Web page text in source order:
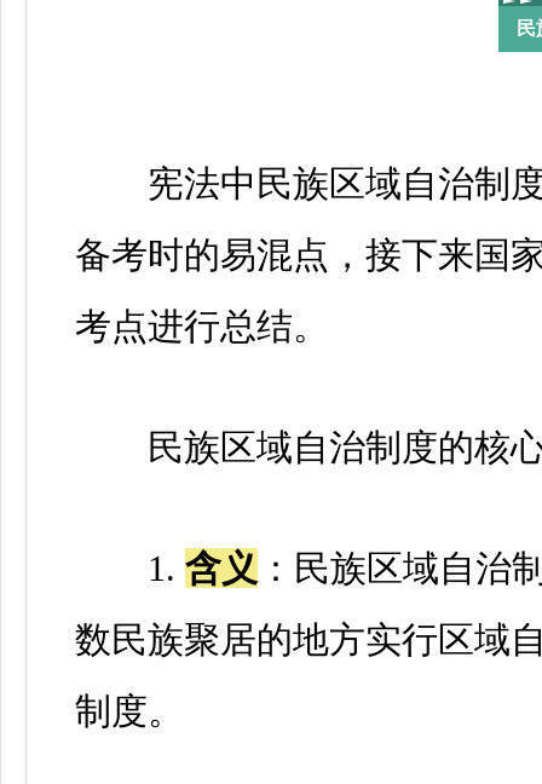
宪法中民族区域自治制度
备考时的易混点，接下来国
考点进行总结。
民族区域自治制度的核
1. 含义 ：民族区域自治
数民族聚居的地方实行区域
制度。